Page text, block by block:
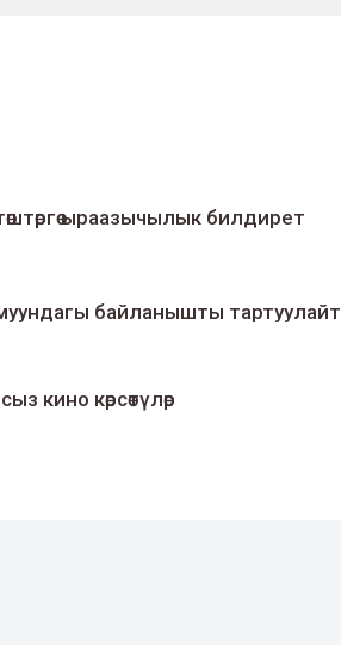
ыраазычылык билдирет
байланышты тартуулайт
кино көрсөтүлөр